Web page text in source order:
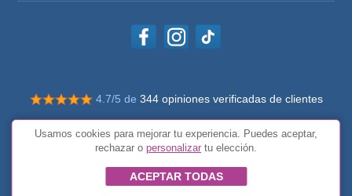
4.7/5 de 344 opiniones verificadas de clientes
© Todos los derechos reservados Impulsivos
Condiciones generales
Usamos cookies para mejorar tu experiencia. Puedes aceptar,
rechazar o personalizar tu elección.
ACEPTAR TODAS